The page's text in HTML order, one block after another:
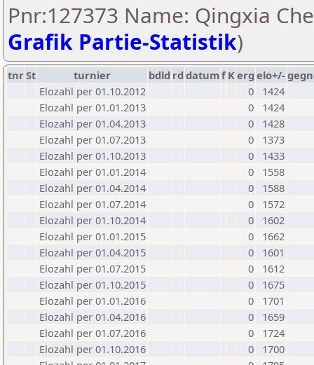
Pnr:127373 Name: Qingxia
Grafik Partie-Statistik)
tnrSt turnier bdld rd datumf Kerg elo+/-
Elozahl per 01.10.2012
0
1424
Elozahl per 01.01.2013
0
1424
Elozahl per 01.04.2013
0
1428
Elozahl per 01.07.2013
0
1373
Elozahl per 01.10.2013
0
1433
Elozahl per 01.01.2014
0
1558
Elozahl per 01.04.2014
0
1588
Elozahl per 01.07.2014
0
1572
Elozahl per 01.10.2014
0
1602
Elozahl per 01.01.2015
0
1662
Elozahl per 01.04.2015
0
1601
Elozahl per 01.07.2015
0
1612
Elozahl per 01.10.2015
0
1675
Elozahl per 01.01.2016
0
1701
Elozahl per 01.04.2016
0
1659
Elozahl per 01.07.2016
0
1724
Elozahl per 01.10.2016
0
1700